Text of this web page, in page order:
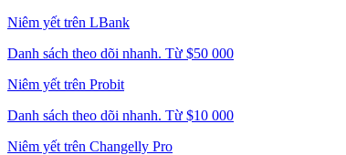
Niêm yết trên LBank
Danh sách theo dõi nhanh. Từ $50 000
Niêm yết trên Probit
Danh sách theo dõi nhanh. Từ $10 000
Niêm yết trên Changelly Pro